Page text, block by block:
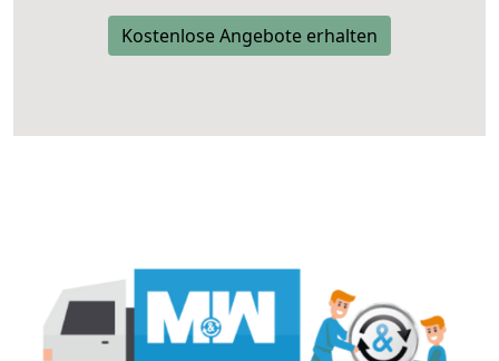
Kostenlose Angebote erhalten